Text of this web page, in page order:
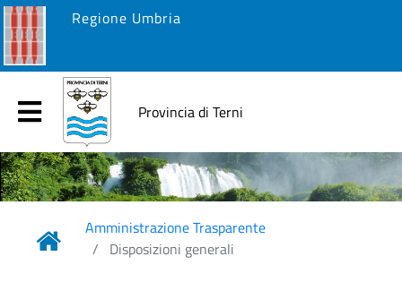
Regione Umbria
Provincia di Terni
Amministrazione Trasparente
Disposizioni generali